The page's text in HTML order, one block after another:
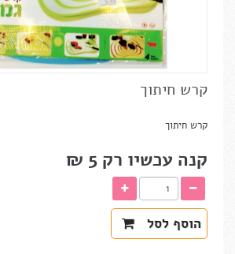
קרש חיתוך
קרש חיתוך
קנה עכשיו רק 5 ₪‎
הוסף לסל